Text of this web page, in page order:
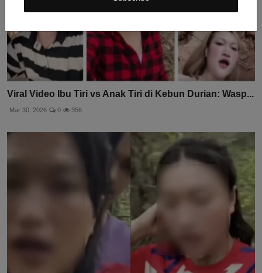
Viral Video Ibu Tiri vs Anak Tiri di Kebun Durian: Wasp...
Mar 30, 2026 0 356